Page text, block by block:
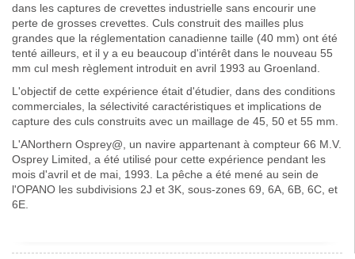
dans les captures de crevettes industrielle sans encourir une
perte de grosses crevettes. Culs construit des mailles plus
grandes que la réglementation canadienne taille (40 mm) ont été
tenté ailleurs, et il y a eu beaucoup d'intérêt dans le nouveau 55
mm cul mesh règlement introduit en avril 1993 au Groenland.
L'objectif de cette expérience était d'étudier, dans des conditions
commerciales, la sélectivité caractéristiques et implications de
capture des culs construits avec un maillage de 45, 50 et 55 mm.
L'ANorthern Osprey@, un navire appartenant à compteur 66 M.V.
Osprey Limited, a été utilisé pour cette expérience pendant les
mois d'avril et de mai, 1993. La pêche a été mené au sein de
l'OPANO les subdivisions 2J et 3K, sous-zones 69, 6A, 6B, 6C, et
6E.